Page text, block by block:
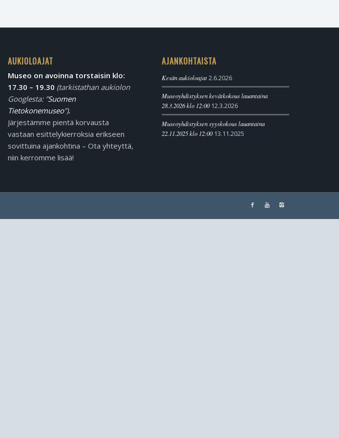
AUKIOLOAJAT
Museo on avoinna torstaisin klo:
17.30 – 19.30 (tarkistathan aukiolon
Googlesta: ”Suomen
Tietokonemuseo”).
Järjestämme pientä korvausta
vastaan esittelykierroksia erikseen
sovittuina ajankohtina – Ota yhteyttä,
niin kerromme lisää!
AJANKOHTAISTA
Kesän aukioloajat 2.6.2026
Museoyhdistyksen kevätkokous lauantaina
28.3.2026 klo 12:00 12.3.2026
Museoyhdistyksen syyskokous lauantaina
22.11.2025 klo 12:00 13.11.2025